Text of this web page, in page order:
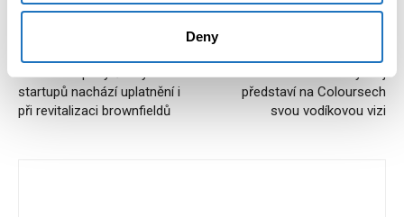
Deny
startupů nachází uplatnění i
při revitalizaci brownfieldů
představí na Coloursech
svou vodíkovou vizi